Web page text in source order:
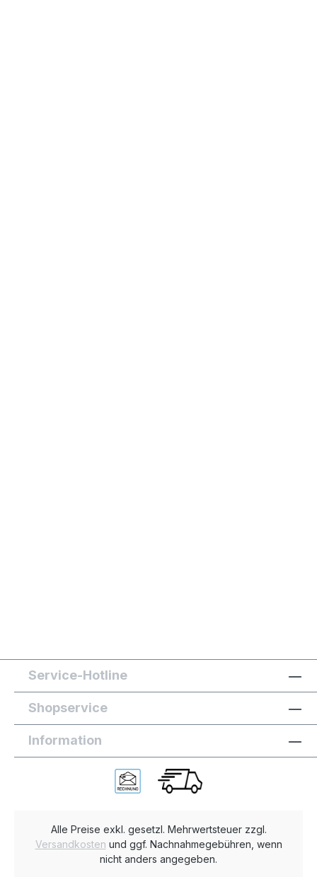
Service-Hotline
Shopservice
Information
Alle Preise exkl. gesetzl. Mehrwertsteuer zzgl.
Versandkosten und ggf. Nachnahmegebühren, wenn
nicht anders angegeben.